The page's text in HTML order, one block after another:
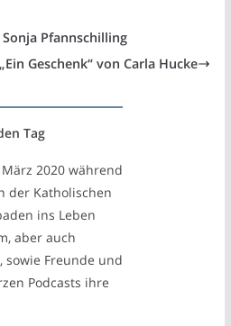
Pfannschilling
„Ein Geschenk“ von Carla Hucke
Tag
2020 während
der Katholischen
ins Leben
aber auch
sowie Freunde und
Podcasts ihre